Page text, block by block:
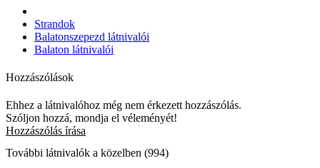
Strandok
Balatonszepezd látnivalói
Balaton látnivalói
Hozzászólások
Ehhez a látnivalóhoz még nem érkezett hozzászólás.
Szóljon hozzá, mondja el véleményét!
Hozzászólás írása
További látnivalók a közelben (994)